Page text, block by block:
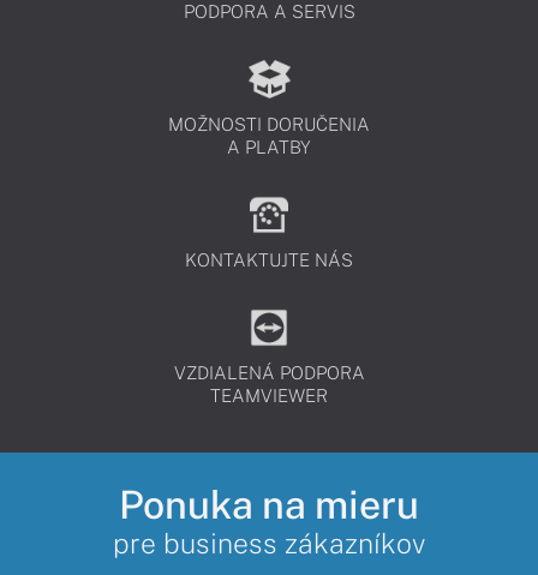
PODPORA A SERVIS
MOŽNOSTI DORUČENIA
A PLATBY
KONTAKTUJTE NÁS
VZDIALENÁ PODPORA
TEAMVIEWER
Ponuka na mieru
pre business zákazníkov